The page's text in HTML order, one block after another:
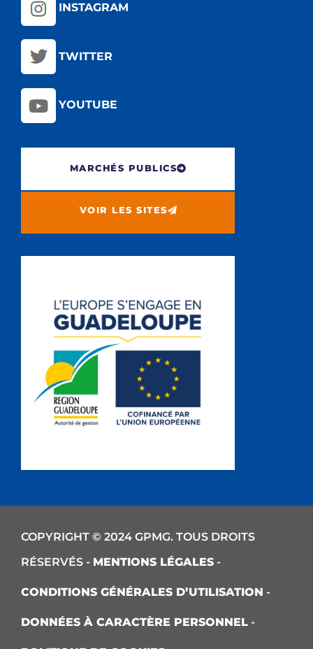
INSTAGRAM
TWITTER
YOUTUBE
MARCHÉS PUBLICS
VOIR LES SITES
COPYRIGHT © 2024 GPMG. TOUS DROITS
RÉSERVÉS - MENTIONS LÉGALES -
CONDITIONS GÉNÉRALES D’UTILISATION -
DONNÉES À CARACTÈRE PERSONNEL -